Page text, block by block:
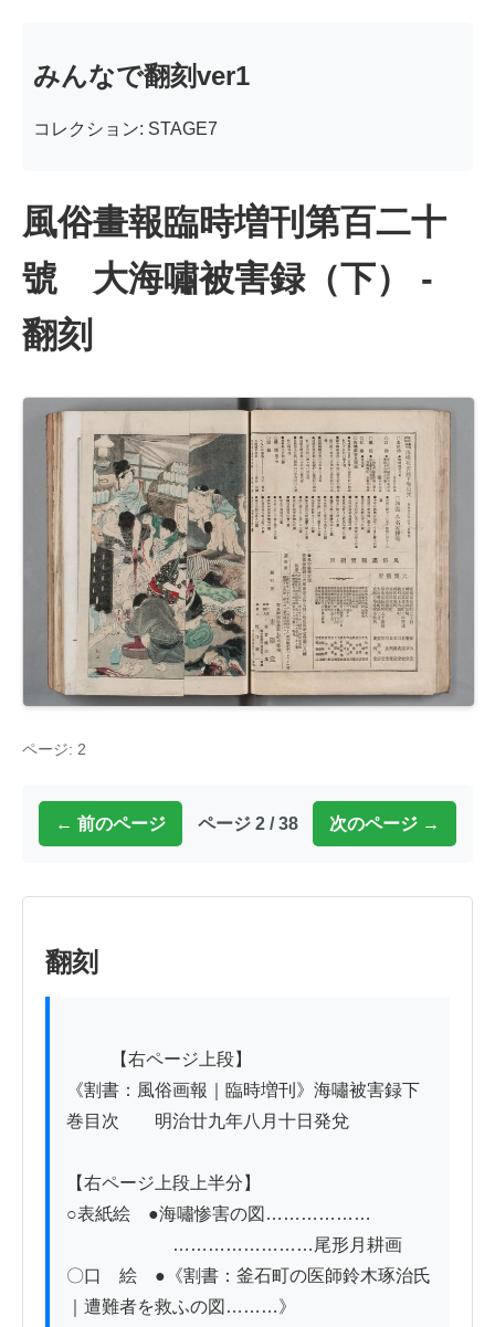
みんなで翻刻ver1
コレクション: STAGE7
風俗畫報臨時増刊第百二十
號 大海嘯被害録（下） -
翻刻
ページ: 2
← 前のページ ページ 2 / 38 次のページ →
翻刻
《割書：風俗画報｜臨時増刊》海嘯被害録下
巻目次　　明治廿九年八月十日発兌
【右ページ上段上半分】
○表紙絵　●海嘯惨害の図………………
……………………尾形月耕画
〇口　絵　●《割書：釜石町の医師鈴木琢治氏
｜遭難者を救ふの図………》